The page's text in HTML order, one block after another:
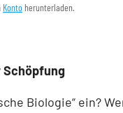
Konto herunterladen.
Schöpfung
Biologie“ ein?